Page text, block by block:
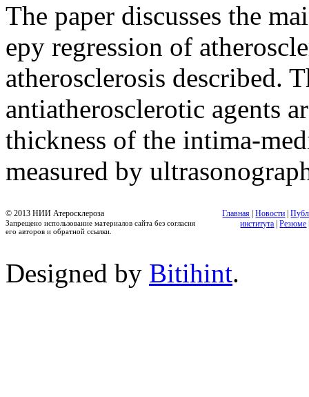
The paper discusses the
epy regression of
atherosclerosis described.
antiatherosclerotic agents
thickness of the intima-
measured by
© 2013 НИИ Атеросклероза
Запрещено использование материалов сайта без согласия
его авторов и обратной ссылки.
Главная |Новости |
института |Резюме
Designed by Bitihint.